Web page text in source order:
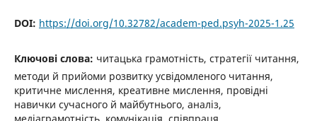
DOI: https://doi.org/10.32782/academ-ped.psyh-2025-1.25
Ключові слова: читацька грамотність, стратегії читання,
методи й прийоми розвитку усвідомленого читання,
критичне мислення, креативне мислення, провідні
навички сучасного й майбутнього, аналіз,